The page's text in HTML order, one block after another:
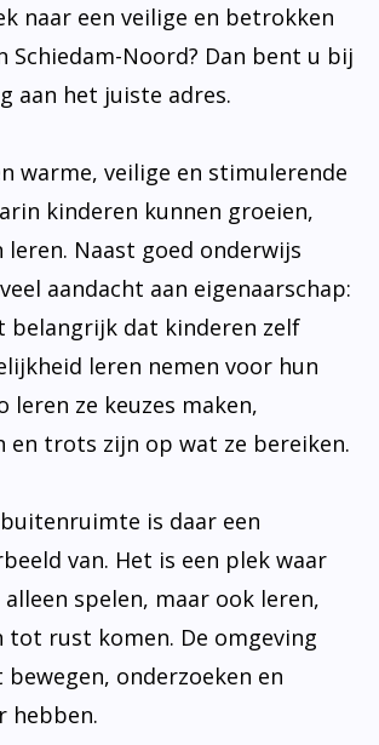
naar een veilige en betrokken
Schiedam-Noord? Dan bent u bij
aan het juiste adres.
warme, veilige en stimulerende
kinderen kunnen groeien,
leren. Naast goed onderwijs
aandacht aan eigenaarschap:
belangrijk dat kinderen zelf
leren nemen voor hun
leren ze keuzes maken,
en trots zijn op wat ze bereiken.
is daar een
van. Het is een plek waar
spelen, maar ook leren,
tot rust komen. De omgeving
onderzoeken en
hebben.